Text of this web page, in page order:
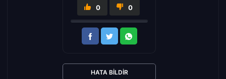
0 0
HATA BILDIR